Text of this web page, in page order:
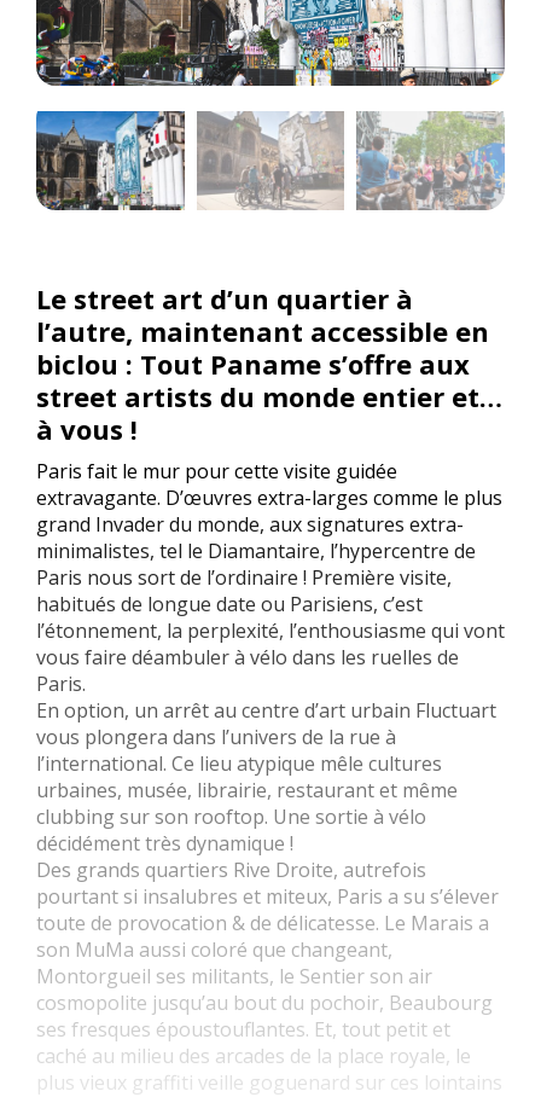
Le street art d’un quartier à
l’autre, maintenant accessible en
biclou : Tout Paname s’offre aux
street artists du monde entier et…
à vous !
Paris fait le mur pour cette visite guidée
extravagante. D’œuvres extra-larges comme le plus
grand Invader du monde, aux signatures extra-
minimalistes, tel le Diamantaire, l’hypercentre de
Paris nous sort de l’ordinaire ! Première visite,
habitués de longue date ou Parisiens, c’est
l’étonnement, la perplexité, l’enthousiasme qui vont
vous faire déambuler à vélo dans les ruelles de
Paris.
En option, un arrêt au centre d’art urbain Fluctuart
vous plongera dans l’univers de la rue à
l’international. Ce lieu atypique mêle cultures
urbaines, musée, librairie, restaurant et même
clubbing sur son rooftop. Une sortie à vélo
décidément très dynamique !
Des grands quartiers Rive Droite, autrefois
pourtant si insalubres et miteux, Paris a su s’élever
toute de provocation & de délicatesse. Le Marais a
son MuMa aussi coloré que changeant,
Montorgueil ses militants, le Sentier son air
cosmopolite jusqu’au bout du pochoir, Beaubourg
ses fresques époustouflantes. Et, tout petit et
caché au milieu des arcades de la place royale, le
plus vieux graffiti veille goguenard sur ces lointains